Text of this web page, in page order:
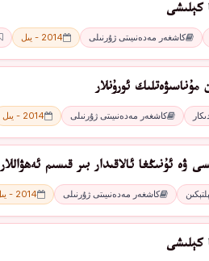
كېلىشى
كاشغەر مەدەنىيىتى ژۇرنىلى 2014 - يىل
ئورۇنلار
كاشغەر مەدەنىيىتى ژۇرنىلى 2014 - يىل
ۋە ئۇنىڭغا ئالاقىدار بىر قىسىم ئەھۋاللار
كاشغەر مەدەنىيىتى ژۇرنىلى 2014 - يىل
كېلىشى